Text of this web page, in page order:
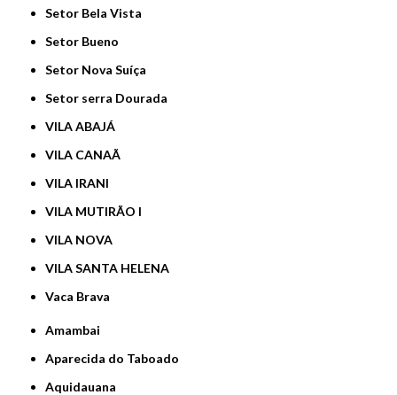
Setor Bela Vista
Setor Bueno
Setor Nova Suíça
Setor serra Dourada
VILA ABAJÁ
VILA CANAÃ
VILA IRANI
VILA MUTIRÃO I
VILA NOVA
VILA SANTA HELENA
Vaca Brava
Amambai
Aparecida do Taboado
Aquidauana